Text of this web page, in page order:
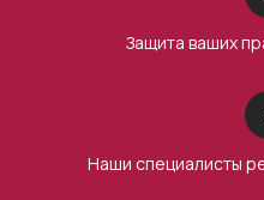
Защита ваших
Наши специалисты